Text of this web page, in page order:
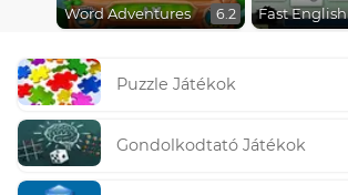
Word Adventures 6.2 Fast English
Puzzle Játékok
Gondolkodtató Játékok